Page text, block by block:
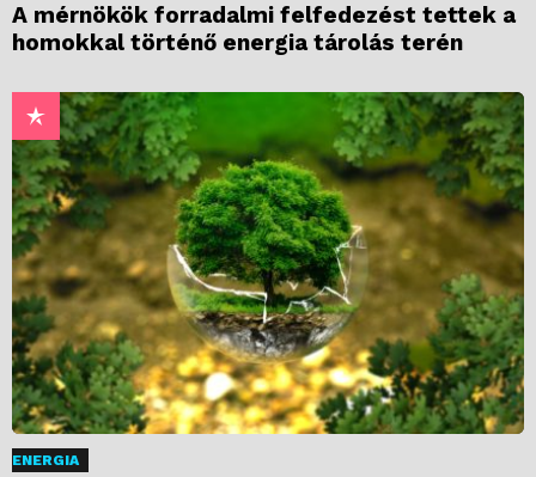
A mérnökök forradalmi felfedezést tettek a
homokkal történő energia tárolás terén
ENERGIA